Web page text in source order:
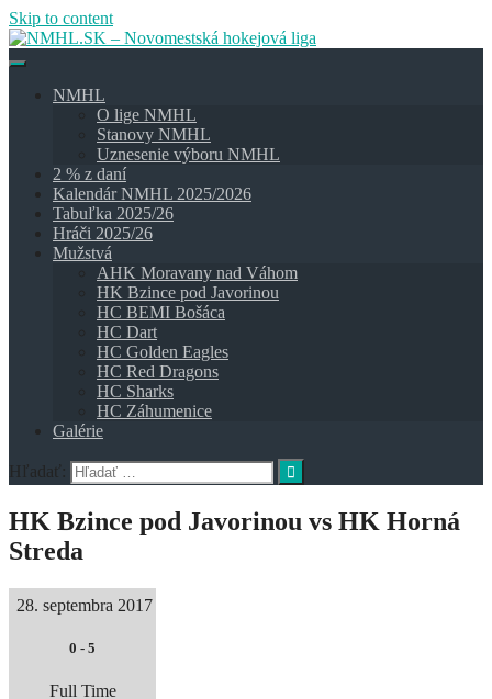
Skip to content
NMHL
O lige NMHL
Stanovy NMHL
Uznesenie výboru NMHL
2 % z daní
Kalendár NMHL 2025/2026
Tabuľka 2025/26
Hráči 2025/26
Mužstvá
AHK Moravany nad Váhom
HK Bzince pod Javorinou
HC BEMI Bošáca
HC Dart
HC Golden Eagles
HC Red Dragons
HC Sharks
HC Záhumenice
Galérie
Hľadať:
HK Bzince pod Javorinou vs HK Horná
Streda
28. septembra 2017
0 - 5
Full Time